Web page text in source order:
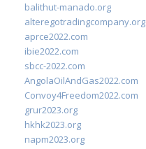
balithut-manado.org
alteregotradingcompany.org
aprce2022.com
ibie2022.com
sbcc-2022.com
AngolaOilAndGas2022.com
Convoy4Freedom2022.com
grur2023.org
hkhk2023.org
napm2023.org